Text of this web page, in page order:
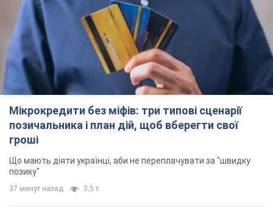
Мікрокредити без міфів: три типові сценарії
позичальника і план дій, щоб вберегти свої
гроші
Що мають діяти українці, аби не переплачувати за "швидку
позику"
37 минут назад 3,5 т.